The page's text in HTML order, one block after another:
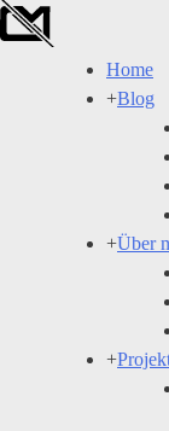
Skip
to
Home
+Blog
+Über
+